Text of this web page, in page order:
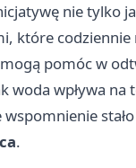
nie tylko
które
pomóc w
wpływa na
.